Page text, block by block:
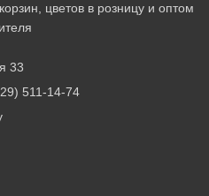
цветов в розницу и оптом
33
511-14-74